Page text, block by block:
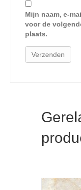
Mijn naam, e-
voor de
plaats.